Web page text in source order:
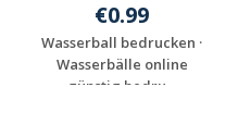
€0.99
Wasserball bedrucken ·
Wasserbälle online
günstig bedru...